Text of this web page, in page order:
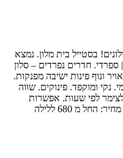
בסטייל בית מלון. נמצא
ספרדי. חדרים נפרדים – סלון
ונוף פינות ישיבה מפנקות.
נקי ומוקפד. פינוקים. שווה
לפי שעות. אפשרות
מ 680 ללילה